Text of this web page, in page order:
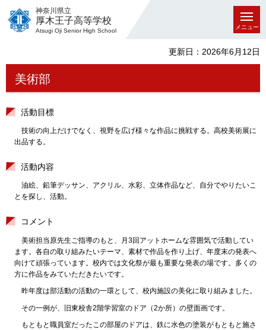
神奈川県立
厚木王子高等学校
Atsugi Oji Senior High School
メニュー
更新日：2026年6月12日
美術部
活動目標
技術の向上だけでなく、視野を広げ様々な作品に挑戦する。高校美術展に
出品する。
活動内容
油絵、鉛筆デッサン、アクリル、水彩、立体作品など、自分でやりたいこ
とを探し、活動。
コメント
美術担当原先生ご指導のもと、月3回アットホームな雰囲気で活動してい
ます。各自の取り組みたいテーマ、素材で作品を作り上げ、年度末の発表へ
向けて頑張っています。校内では文化祭が最も重要な発表の場です。多くの
方に作品をみていただきたいです。
昨年度は部活動の活動の一環として、校内施設の美化に取り組みました。
その一例が、旧東校舎2階学習室のドア（2か所）の壁面画です。
もともと職員室だったこの部屋のドアは、鉄に水色の塗装がもともと施さ